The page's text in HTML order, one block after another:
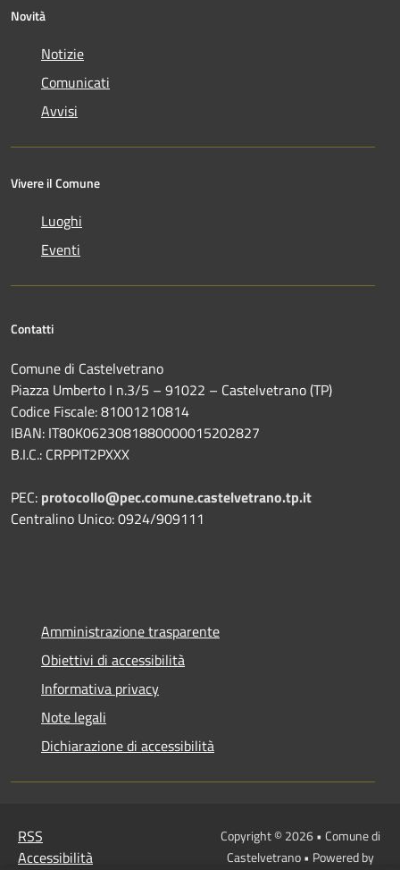
Novità
Notizie
Comunicati
Avvisi
Vivere il Comune
Luoghi
Eventi
Contatti
Comune di Castelvetrano
Piazza Umberto I n.3/5 – 91022 – Castelvetrano (TP)
Codice Fiscale: 81001210814
IBAN: IT80K0623081880000015202827
B.I.C.: CRPPIT2PXXX
PEC: protocollo@pec.comune.castelvetrano.tp.it
Centralino Unico: 0924/909111
Amministrazione trasparente
Obiettivi di accessibilità
Informativa privacy
Note legali
Dichiarazione di accessibilità
RSS
Accessibilità
Copyright © 2026 • Comune di
Castelvetrano • Powered by